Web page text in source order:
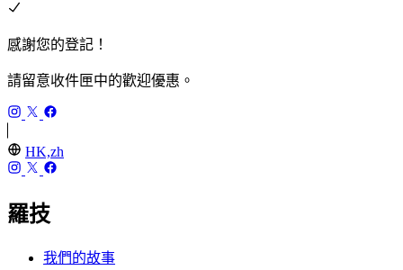
感謝您的登記！
請留意收件匣中的歡迎優惠。
HK,zh
羅技
我們的故事